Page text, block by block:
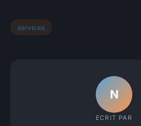
services
N
ECRIT PAR